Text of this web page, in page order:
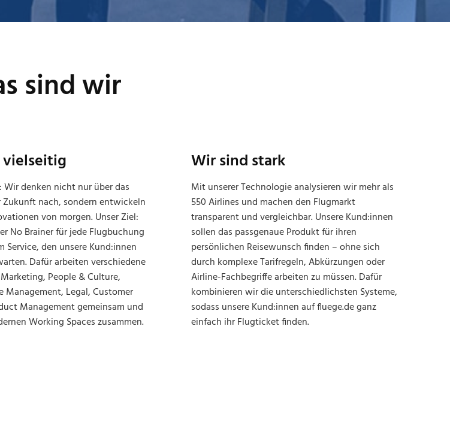
sind wir
Wir denken nicht nur über das
Zukunft nach, sondern entwickeln
von morgen. Unser Ziel:
No Brainer für jede Flugbuchung
Service, den unsere Kund:innen
Dafür arbeiten verschiedene
People & Culture,
Management, Legal, Customer
Management gemeinsam und
Working Spaces zusammen.
Wir sind stark
Mit unserer Technologie analysieren wir mehr als
550 Airlines und machen den Flugmarkt
transparent und vergleichbar. Unsere Kund:innen
sollen das passgenaue Produkt für ihren
persönlichen Reisewunsch finden – ohne sich
durch komplexe Tarifregeln, Abkürzungen oder
Airline-Fachbegriffe arbeiten zu müssen. Dafür
kombinieren wir die unterschiedlichsten Systeme,
sodass unsere Kund:innen auf fluege.de ganz
einfach ihr Flugticket finden.